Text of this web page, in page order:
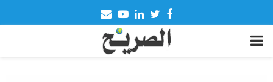
Facebook
Twitter
Linkedin
Youtube
Email
PRIMARY